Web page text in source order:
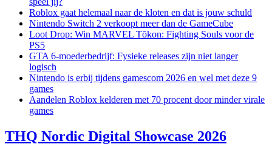
Roblox gaat helemaal naar de kloten en dat is jouw schuld
Nintendo Switch 2 verkoopt meer dan de GameCube
Loot Drop: Win MARVEL Tōkon: Fighting Souls voor de
PS5
GTA 6-moederbedrijf: Fysieke releases zijn niet langer
logisch
Nintendo is erbij tijdens gamescom 2026 en wel met deze 9
games
Aandelen Roblox kelderen met 70 procent door minder virale
games
THQ Nordic Digital Showcase 2026